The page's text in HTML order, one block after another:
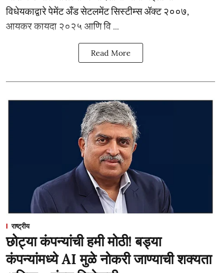
विधेयकाद्वारे पेमेंट अँड सेटलमेंट सिस्टीम्स ॲक्ट २००७,
आयकर कायदा २०२५ आणि वि ...
Read More
राष्ट्रीय
छोट्या कंपन्यांची हमी मोठी! बड्या
कंपन्यांमध्ये AI मुळे नोकरी जाण्याची शक्यता